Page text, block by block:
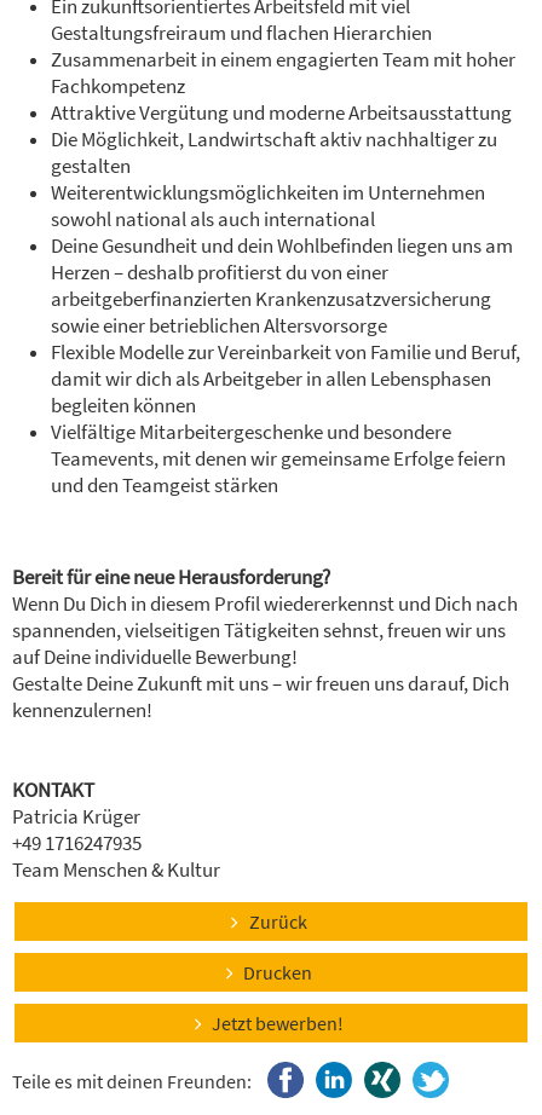
Ein zukunftsorientiertes Arbeitsfeld mit viel
Gestaltungsfreiraum und flachen Hierarchien
Zusammenarbeit in einem engagierten Team mit hoher
Fachkompetenz
Attraktive Vergütung und moderne Arbeitsausstattung
Die Möglichkeit, Landwirtschaft aktiv nachhaltiger zu
gestalten
Weiterentwicklungsmöglichkeiten im Unternehmen
sowohl national als auch international
Deine Gesundheit und dein Wohlbefinden liegen uns am
Herzen – deshalb profitierst du von einer
arbeitgeberfinanzierten Krankenzusatzversicherung
sowie einer betrieblichen Altersvorsorge
Flexible Modelle zur Vereinbarkeit von Familie und Beruf,
damit wir dich als Arbeitgeber in allen Lebensphasen
begleiten können
Vielfältige Mitarbeitergeschenke und besondere
Teamevents, mit denen wir gemeinsame Erfolge feiern
und den Teamgeist stärken
Bereit für eine neue Herausforderung?
Wenn Du Dich in diesem Profil wiedererkennst und Dich nach
spannenden, vielseitigen Tätigkeiten sehnst, freuen wir uns
auf Deine individuelle Bewerbung!
Gestalte Deine Zukunft mit uns – wir freuen uns darauf, Dich
kennenzulernen!
KONTAKT
Patricia Krüger
+49 1716247935
Team Menschen & Kultur
Zurück
Drucken
Jetzt bewerben!
Teile es mit deinen Freunden: